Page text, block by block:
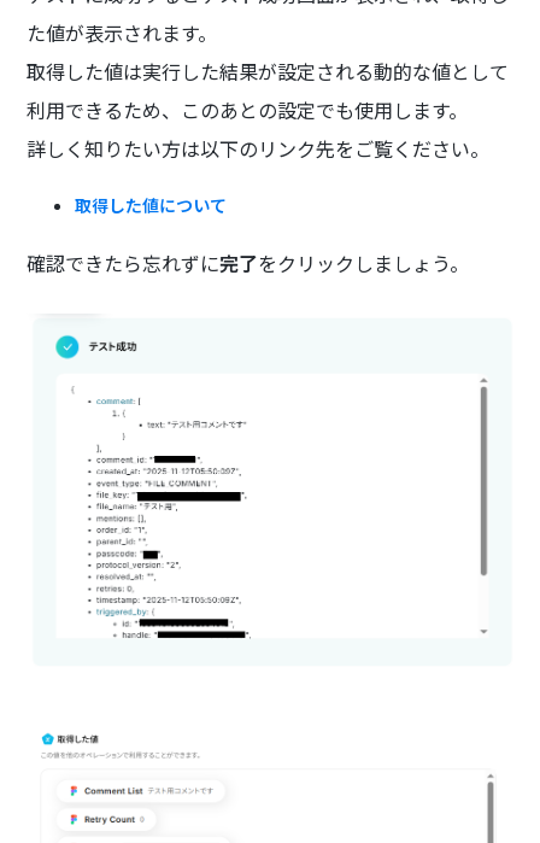
た値が表示されます。
取得した値は実行した結果が設定される動的な値として
利用できるため、このあとの設定でも使用します。
詳しく知りたい方は以下のリンク先をご覧ください。
取得した値について
確認できたら忘れずに完了をクリックしましょう。